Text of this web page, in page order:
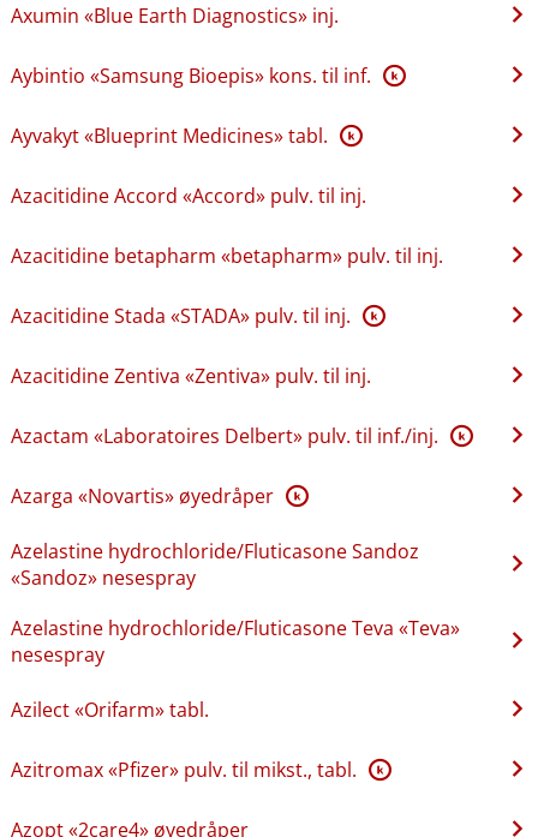
Axumin «Blue Earth Diagnostics» inj.
Aybintio «Samsung Bioepis» kons. til inf. K
Ayvakyt «Blueprint Medicines» tabl. K
Azacitidine Accord «Accord» pulv. til inj.
Azacitidine betapharm «betapharm» pulv. til inj.
Azacitidine Stada «STADA» pulv. til inj. K
Azacitidine Zentiva «Zentiva» pulv. til inj.
Azactam «Laboratoires Delbert» pulv. til inf.​/​inj. K
Azarga «Novartis» øyedråper K
Azelastine hydrochloride​/​Fluticasone Sandoz
«Sandoz» nesespray
Azelastine hydrochloride​/​Fluticasone Teva «Teva»
nesespray
Azilect «Orifarm» tabl.
Azitromax «Pfizer» pulv. til mikst., tabl. K
Azopt «2care4» øyedråper